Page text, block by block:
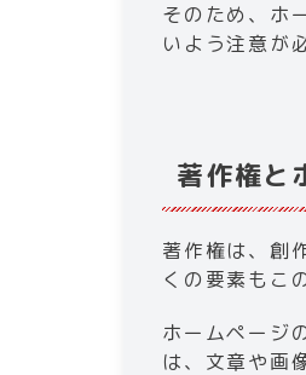
そのため、ホ
いよう注意が
著作権と
著作権は、創
くの要素もこ
ホームページ
は、文章や画